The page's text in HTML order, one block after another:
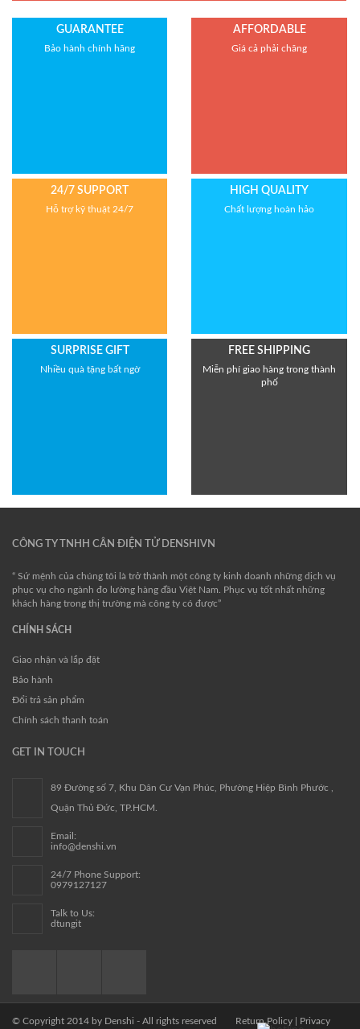
GUARANTEE
Bảo hành chính hãng
AFFORDABLE
Giá cả phải chăng
24/7 SUPPORT
Hỗ trợ kỹ thuật 24/7
HIGH QUALITY
Chất lượng hoàn hảo
SURPRISE GIFT
Nhiều quà tặng bất ngờ
FREE SHIPPING
Miễn phí giao hàng trong thành
phố
CÔNG TY TNHH CÂN ĐIỆN TỬ DENSHIVN
“ Sứ mệnh của chúng tôi là trở thành một công ty kinh doanh những dịch vụ
phục vụ cho ngành đo lường hàng đầu Việt Nam. Phục vụ tốt nhất những
khách hàng trong thị trường mà công ty có được”
CHÍNH SÁCH
Giao nhận và lắp đặt
Bảo hành
Đổi trả sản phẩm
Chính sách thanh toán
GET IN TOUCH
89 Đường số 7, Khu Dân Cư Vạn Phúc, Phường Hiệp Bình Phước ,
Quận Thủ Đức, TP.HCM.
Email:
info@denshi.vn
24/7 Phone Support:
0979127127
Talk to Us:
dtungit
© Copyright 2014 by Denshi - All rights reserved Return Policy Privacy